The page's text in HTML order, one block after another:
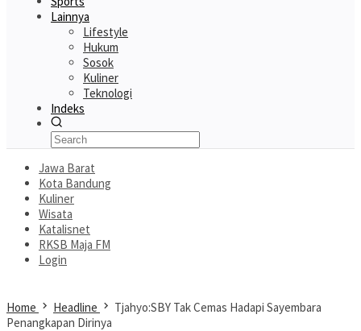
Lainnya
Lifestyle
Hukum
Sosok
Kuliner
Teknologi
Indeks
Jawa Barat
Kota Bandung
Kuliner
Wisata
Katalisnet
RKSB Maja FM
Login
Home Headline
Tjahyo:SBY Tak Cemas Hadapi Sayembara
Penangkapan Dirinya